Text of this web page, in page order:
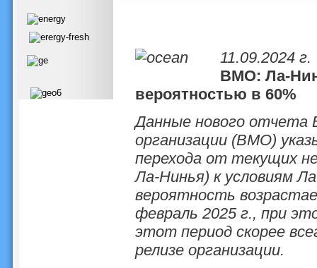
11.09.2024 г.
ВМО: Ла-
вероятностью в 60%
Данные нового отчета
организации (ВМО)
перехода от текущих
Ла-Нинья) к условиям
вероятность
февраль 2025 г., при
этот период скорее
релизе организации.